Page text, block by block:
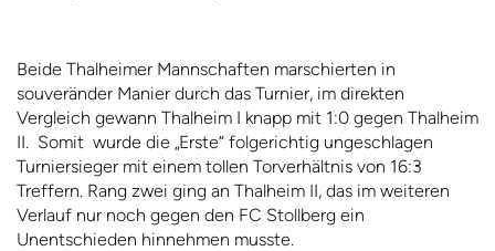
Beide Thalheimer Mannschaften marschierten in
souveränder Manier durch das Turnier, im direkten
Vergleich gewann Thalheim I knapp mit 1:0 gegen Thalheim
II. Somit wurde die „Erste“ folgerichtig ungeschlagen
Turniersieger mit einem tollen Torverhältnis von 16:3
Treffern. Rang zwei ging an Thalheim II, das im weiteren
Verlauf nur noch gegen den FC Stollberg ein
Unentschieden hinnehmen musste.